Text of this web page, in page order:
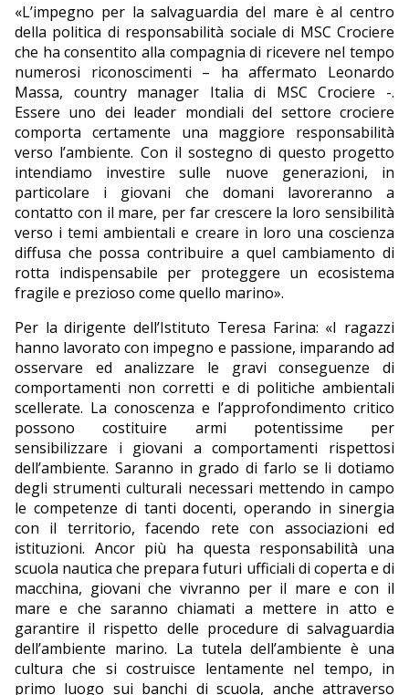
«L’impegno per la salvaguardia del mare è al centro
della politica di responsabilità sociale di MSC Crociere
che ha consentito alla compagnia di ricevere nel tempo
numerosi riconoscimenti – ha affermato Leonardo
Massa, country manager Italia di MSC Crociere -.
Essere uno dei leader mondiali del settore crociere
comporta certamente una maggiore responsabilità
verso l’ambiente. Con il sostegno di questo progetto
intendiamo investire sulle nuove generazioni, in
particolare i giovani che domani lavoreranno a
contatto con il mare, per far crescere la loro sensibilità
verso i temi ambientali e creare in loro una coscienza
diffusa che possa contribuire a quel cambiamento di
rotta indispensabile per proteggere un ecosistema
fragile e prezioso come quello marino».
Per la dirigente dell’Istituto Teresa Farina: «I ragazzi
hanno lavorato con impegno e passione, imparando ad
osservare ed analizzare le gravi conseguenze di
comportamenti non corretti e di politiche ambientali
scellerate. La conoscenza e l’approfondimento critico
possono costituire armi potentissime per
sensibilizzare i giovani a comportamenti rispettosi
dell’ambiente. Saranno in grado di farlo se li dotiamo
degli strumenti culturali necessari mettendo in campo
le competenze di tanti docenti, operando in sinergia
con il territorio, facendo rete con associazioni ed
istituzioni. Ancor più ha questa responsabilità una
scuola nautica che prepara futuri ufficiali di coperta e di
macchina, giovani che vivranno per il mare e con il
mare e che saranno chiamati a mettere in atto e
garantire il rispetto delle procedure di salvaguardia
dell’ambiente marino. La tutela dell’ambiente è una
cultura che si costruisce lentamente nel tempo, in
primo luogo sui banchi di scuola, anche attraverso